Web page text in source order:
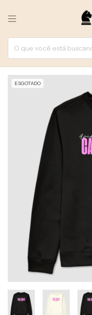
ESGOTADO